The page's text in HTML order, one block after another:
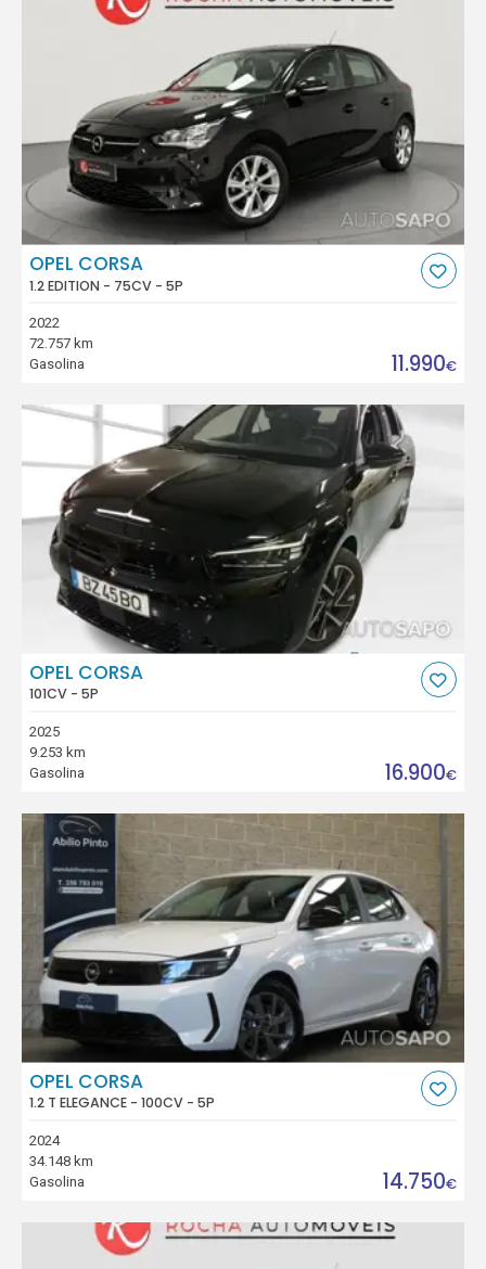
OPEL CORSA
1.2 EDITION - 75CV - 5P
2022
72.757 km
Gasolina
11.990€
OPEL CORSA
101CV - 5P
2025
9.253 km
Gasolina
16.900€
OPEL CORSA
1.2 T ELEGANCE - 100CV - 5P
2024
34.148 km
Gasolina
14.750€